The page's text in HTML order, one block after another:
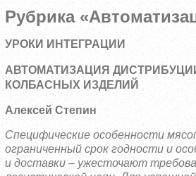
Рубрика
УРОКИ ИНТЕГРАЦИИ
АВТОМАТИЗАЦИЯ
КОЛБАСНЫХ ИЗДЕЛИЙ
Алексей Степин
Специфические особенности
ограниченный срок годности и
и доставки – ужесточают